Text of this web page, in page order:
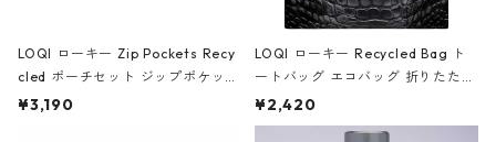
LOQI ローキー Zip Pockets Recy
cled ポーチセット ジップポケット
ファスナーポーチ 撥水加工 トラベ
¥3,190
LOQI ローキー Recycled Bag ト
ートバッグ エコバッグ 折りたたみ
大きめ 撥水加工 収納ポーチ CRO
CODILE/Black クロコダイル/ブラ
¥2,420